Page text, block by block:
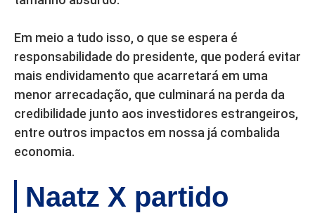
Em meio a tudo isso, o que se espera é
responsabilidade do presidente, que poderá evitar
mais endividamento que acarretará em uma
menor arrecadação, que culminará na perda da
credibilidade junto aos investidores estrangeiros,
entre outros impactos em nossa já combalida
economia.
Naatz X partido